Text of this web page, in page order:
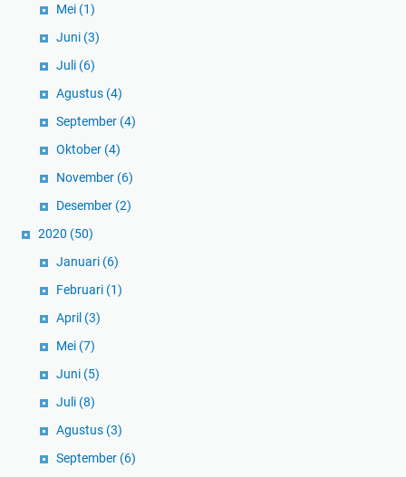
Mei (1)
Juni (3)
Juli (6)
Agustus (4)
September (4)
Oktober (4)
November (6)
Desember (2)
2020 (50)
Januari (6)
Februari (1)
April (3)
Mei (7)
Juni (5)
Juli (8)
Agustus (3)
September (6)